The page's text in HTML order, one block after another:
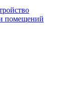
помещений